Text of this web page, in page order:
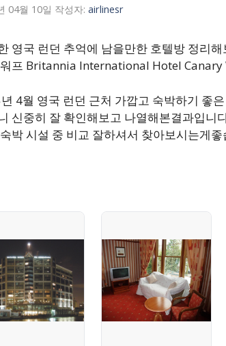
04월 10일 작성자: airlinesr
영국 런던 추억에 남을만한 호텔방 정리
프 Britannia International Hotel Canary
4월 영국 런던 근처 가깝고 숙박하기 좋
신중히 잘 확인해보고 나열해본결과입니
박 시설 중 비교 잘하셔서 찾아보시는게좋